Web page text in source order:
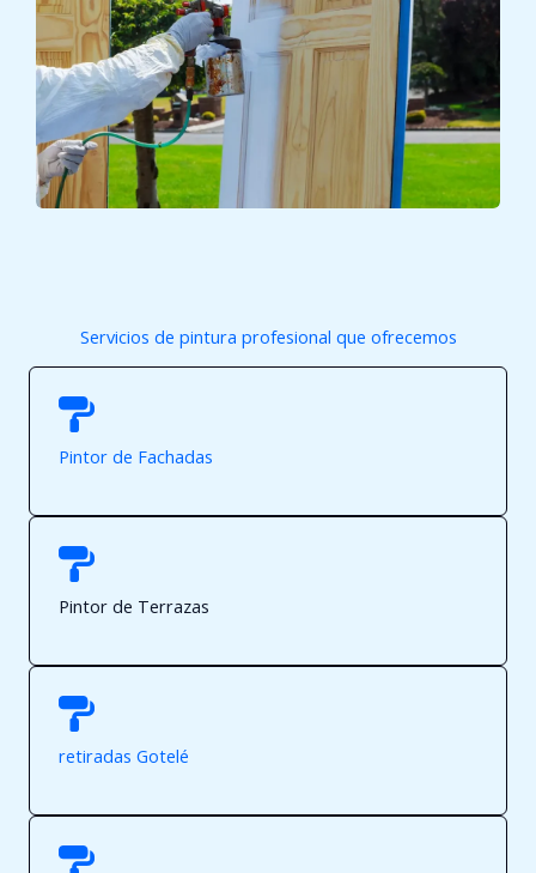
Servicios de pintura profesional que ofrecemos
Pintor de Fachadas
Pintor de Terrazas
retiradas Gotelé